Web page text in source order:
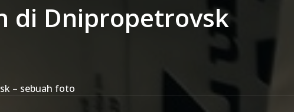
di Dnipropetrovsk
– sebuah foto